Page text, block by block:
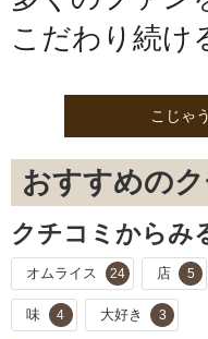
こだわり続け
こじゃ
おすすめの
クチコミからみ
オムライス 24 店 5
味 4 大好き 3